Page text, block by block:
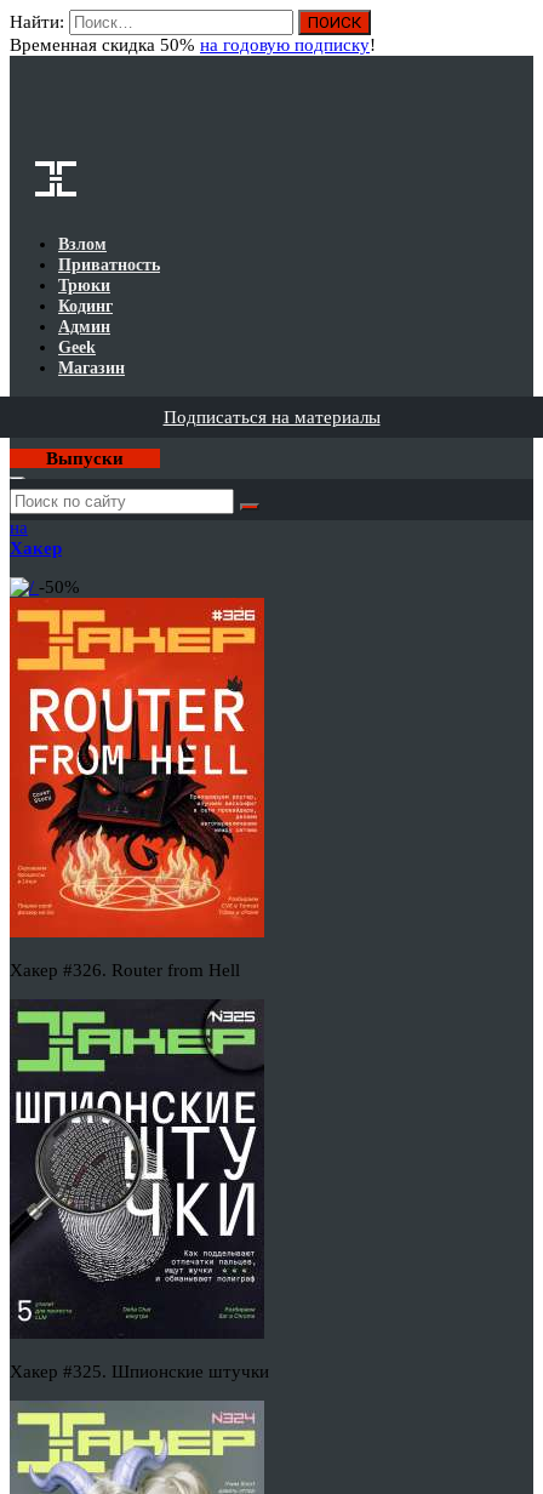
Найти:
Временная скидка 50% на годовую подписку!
Взлом
Приватность
Трюки
Кодинг
Админ
Geek
Магазин
Подписаться на материалы
Выпуски
Годовая
подписка
на
Хакер
-50%
Хакер #326. Router from Hell
Хакер #325. Шпионские штучки